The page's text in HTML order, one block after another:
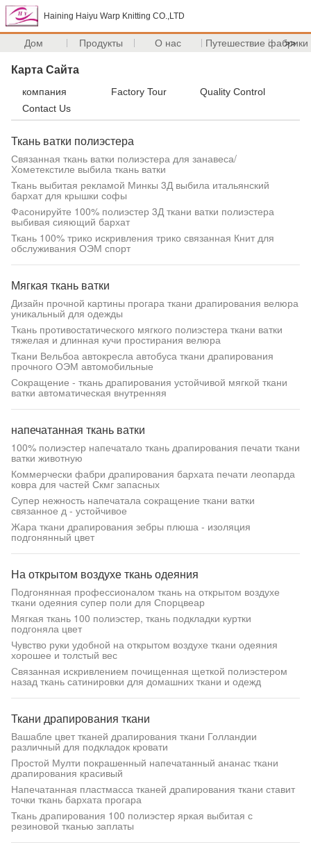
Haining Haiyu Warp Knitting CO.,LTD
Дом Продукты О нас Путешествие фабрики
>>
Карта Сайта
компания Factory Tour
Quality Control
Contact Us
Ткань ватки полиэстера
Связанная ткань ватки полиэстера для занавеса/
Хометекстиле выбила ткань ватки
Ткань выбитая рекламой Минкы 3Д выбила итальянский
бархат для крышки софы
Фасонируйте 100% полиэстер 3Д ткани ватки полиэстера
выбивая сияющий бархат
Ткань 100% трико искривления трико связанная Книт для
обслуживания ОЭМ спорт
Мягкая ткань ватки
Дизайн прочной картины прогара ткани драпирования велюра
уникальный для одежды
Ткань противостатического мягкого полиэстера ткани ватки
тяжелая и длинная кучи простирания велюра
Ткани Вельбоа автокресла автобуса ткани драпирования
прочного ОЭМ автомобильные
Сокращение - ткань драпирования устойчивой мягкой ткани
ватки автоматическая внутренняя
напечатанная ткань ватки
100% полиэстер напечатало ткань драпирования печати ткани
ватки животную
Коммерчески фабри драпирования бархата печати леопарда
ковра для частей Скмг запасных
Супер нежность напечатала сокращение ткани ватки
связанное д - устойчивое
Жара ткани драпирования зебры плюша - изоляция
подгонянный цвет
На открытом воздухе ткань одеяния
Подгонянная профессионалом ткань на открытом воздухе
ткани одеяния супер поли для Спорцвеар
Мягкая ткань 100 полиэстер, ткань подкладки куртки
подгоняла цвет
Чувство руки удобной на открытом воздухе ткани одеяния
хорошее и толстый вес
Связанная искривлением почищенная щеткой полиэстером
назад ткань сатинировки для домашних ткани и одежд
Ткани драпирования ткани
Вашабле цвет тканей драпирования ткани Голландии
различный для подкладок кровати
Простой Мулти покрашенный напечатанный ананас ткани
драпирования красивый
Напечатанная пластмасса тканей драпирования ткани ставит
точки ткань бархата прогара
Ткань драпирования 100 полиэстер яркая выбитая с
резиновой тканью заплаты